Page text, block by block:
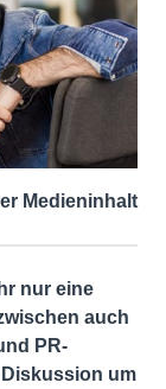
Medieninhalt
nur eine
auch
PR-
um